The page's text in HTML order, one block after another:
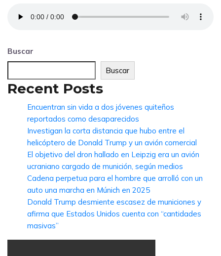
Buscar
Buscar
Recent Posts
Encuentran sin vida a dos jóvenes quiteños
reportados como desaparecidos
Investigan la corta distancia que hubo entre el
helicóptero de Donald Trump y un avión comercial
El objetivo del dron hallado en Leipzig era un avión
ucraniano cargado de munición, según medios
Cadena perpetua para el hombre que arrolló con un
auto una marcha en Múnich en 2025
Donald Trump desmiente escasez de municiones y
afirma que Estados Unidos cuenta con “cantidades
masivas”